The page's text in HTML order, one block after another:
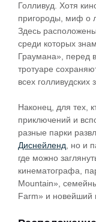
Голливуд. Хотя
пригороды, миф о
Здесь
среди которых
Граумана», перед
тротуаре
всех голливудских
Наконец, для тех,
приключений и
разные парки
Диснейленд, но и
где можно
кинематографа,
Mountain»,
Farm» и новейший